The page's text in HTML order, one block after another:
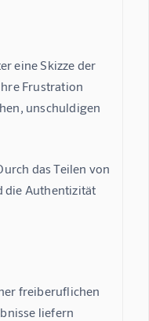
eine Skizze der
Frustration
unschuldigen
das Teilen von
die Authentizität
freiberuflichen
liefern